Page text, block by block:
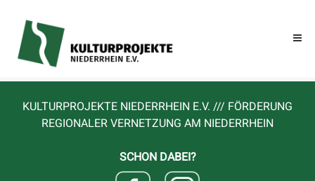
KULTURPROJEKTE NIEDERRHEIN E.V. /// FÖRDERUNG
REGIONALER VERNETZUNG AM NIEDERRHEIN
SCHON DABEI?